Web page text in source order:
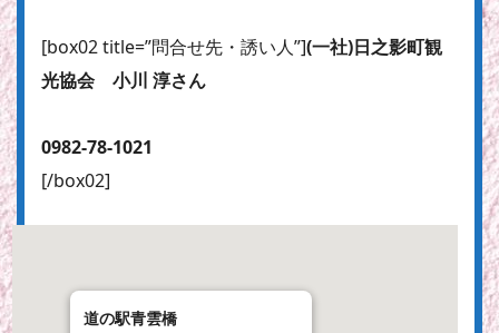
[box02 title=”問合せ先・誘い人”](一社)日之影町観
光協会 小川 淳さん
0982-78-1021
[/box02]
道の駅青雲橋